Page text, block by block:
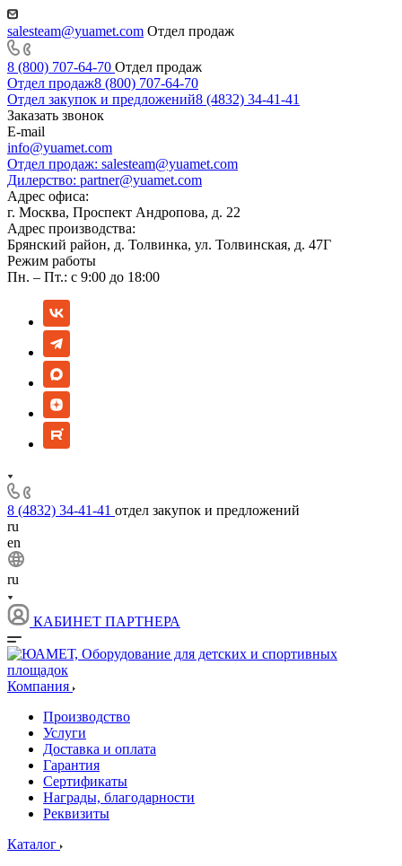
salesteam@yuamet.com Отдел продаж
8 (800) 707-64-70 Отдел продаж
Отдел продаж8 (800) 707-64-70
Отдел закупок и предложений8 (4832) 34-41-41
Заказать звонок
E-mail
info@yuamet.com
Отдел продаж: salesteam@yuamet.com
Дилерство: partner@yuamet.com
Адрес офиса:
г. Москва, Проспект Андропова, д. 22
Адрес производства:
Брянский район, д. Толвинка, ул. Толвинская, д. 47Г
Режим работы
Пн. – Пт.: с 9:00 до 18:00
8 (4832) 34-41-41 отдел закупок и предложений
ru
en
ru
КАБИНЕТ ПАРТНЕРА
Компания
Производство
Услуги
Доставка и оплата
Гарантия
Сертификаты
Награды, благодарности
Реквизиты
Каталог